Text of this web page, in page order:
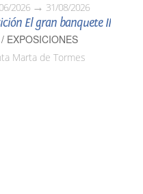
2026 31/08/2026
El gran banquete II
EXPOSICIONES
Marta de Tormes